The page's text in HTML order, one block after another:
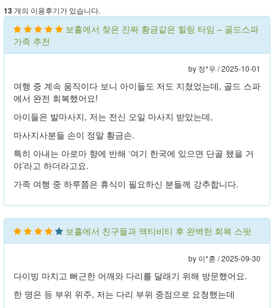
13 개의 이용후기가 있습니다.
보홀에서 찾은 진짜 황금같은 힐링 타임 – 골드스파
가족 추천
by 정*우 /2025-10-01
여행 중 계속 움직이다 보니 아이들도 저도 지쳤었는데, 골드 스파
에서 완전 회복했어요!
아이들은 발마사지, 저는 전신 오일 마사지 받았는데,
마사지사분들 손이 정말 황금손.
특히 아내는 아로마 향에 반해 ‘여기 한국에 있으면 단골 됐을 거
야’라고 하더라고요.
가족 여행 중 하루쯤은 휴식이 필요하신 분들께 강추합니다.
보홀에서 친구들과 액티비티 후 완벽한 회복 스팟
by 이*훈 /2025-09-30
다이빙 마치고 뻐근한 어깨와 다리를 달래기 위해 방문했어요.
한 명은 등 부위 위주, 저는 다리 부위 중점으로 요청했는데